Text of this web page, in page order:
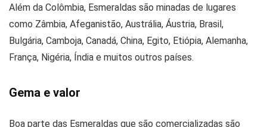
Além da Colômbia, Esmeraldas são minadas de lugares
como Zâmbia, Afeganistão, Austrália, Áustria, Brasil,
Bulgária, Camboja, Canadá, China, Egito, Etiópia, Alemanha,
França, Nigéria, Índia e muitos outros países.
Gema e valor
Boa parte das Esmeraldas que são comercializadas são